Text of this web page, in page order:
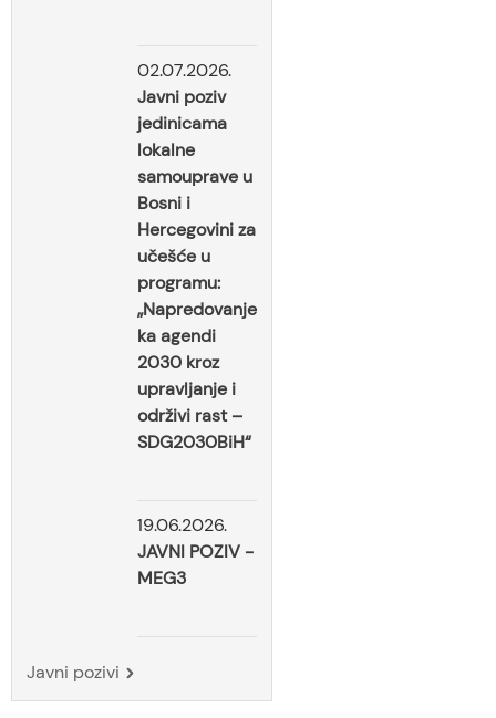
02.07.2026.
Javni poziv
jedinicama
lokalne
samouprave u
Bosni i
Hercegovini za
učešće u
programu:
„Napredovanje
ka agendi
2030 kroz
upravljanje i
održivi rast –
SDG2030BiH“
19.06.2026.
JAVNI POZIV -
MEG3
Javni pozivi